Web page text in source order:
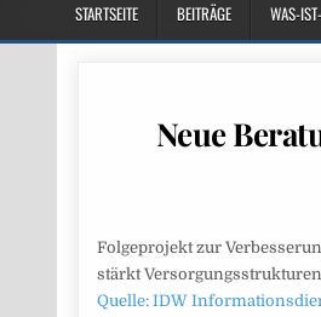
STARTSEITE BEITRÄGE WAS-
Neue
Folgeprojekt zur
stärkt
Quelle: IDW